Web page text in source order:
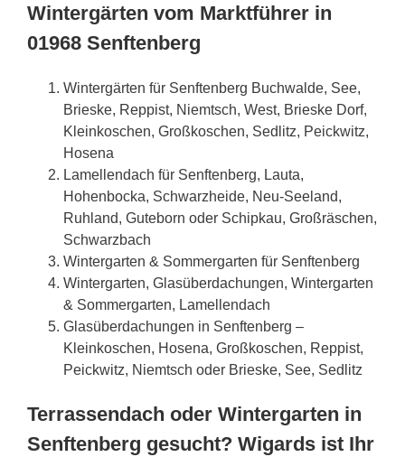
Wintergärten vom Marktführer in
01968 Senftenberg
Wintergärten für Senftenberg Buchwalde, See,
Brieske, Reppist, Niemtsch, West, Brieske Dorf,
Kleinkoschen, Großkoschen, Sedlitz, Peickwitz,
Hosena
Lamellendach für Senftenberg, Lauta,
Hohenbocka, Schwarzheide, Neu-Seeland,
Ruhland, Guteborn oder Schipkau, Großräschen,
Schwarzbach
Wintergarten & Sommergarten für Senftenberg
Wintergarten, Glasüberdachungen, Wintergarten
& Sommergarten, Lamellendach
Glasüberdachungen in Senftenberg –
Kleinkoschen, Hosena, Großkoschen, Reppist,
Peickwitz, Niemtsch oder Brieske, See, Sedlitz
Terrassendach oder Wintergarten in
Senftenberg gesucht? Wigards ist Ihr